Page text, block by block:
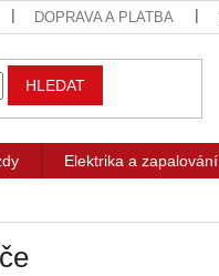
DOPRAVA A PLATBA
HLEDAT
Elektrika a zapalování